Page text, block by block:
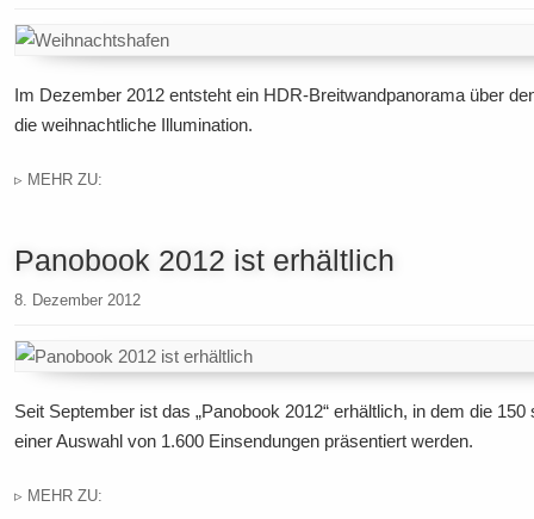
Im Dezember 2012 entsteht ein HDR-Breitwandpanorama über
die weihnachtliche Illumination.
▹ MEHR ZU:
Panobook 2012 ist erhältlich
8. Dezember 2012
Seit September ist das „Panobook 2012“ erhältlich, in dem die
einer Auswahl von 1.600 Einsendungen präsentiert werden.
▹ MEHR ZU: